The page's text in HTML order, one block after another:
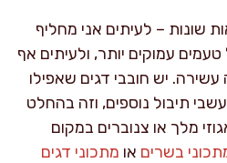
שונות – לעיתים אני מחליף
עמוקים יותר, ולעיתים אף
יש חובבי דגים שאפילו
תיבול נוספים, וזה בהחלט
מלך או צנוברים במקום
בשרים או מתכוני דגים